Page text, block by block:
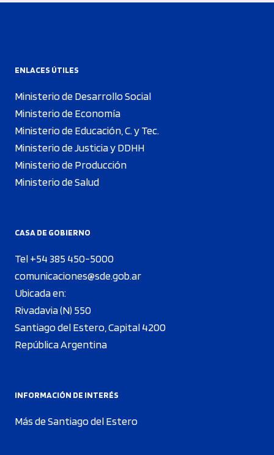
ENLACES ÚTILES
Ministerio de Desarrollo Social
Ministerio de Economía
Ministerio de Educación, C. y Tec.
Ministerio de Justicia y DDHH
Ministerio de Producción
Ministerio de Salud
CASA DE GOBIERNO
Tel +54 385 450-5000
comunicaciones@sde.gob.ar
Ubicada en:
Rivadavia (N) 550
Santiago del Estero, Capital 4200
República Argentina
INFORMACIÓN DE INTERÉS
Más de Santiago del Estero